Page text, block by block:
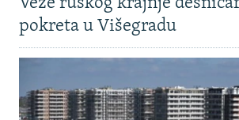
pokreta u Višegradu